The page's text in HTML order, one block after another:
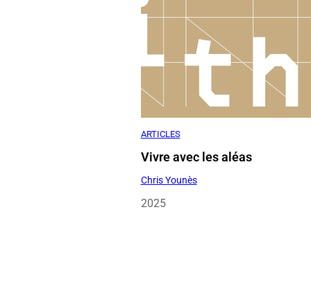
ARTICLES
Chris Younès